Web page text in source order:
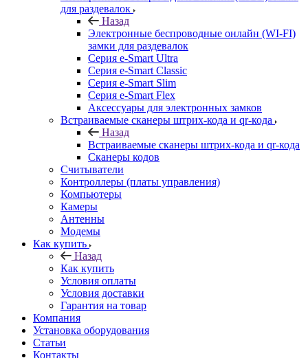
для раздевалок
Назад
Электронные беспроводные онлайн (WI-FI)
замки для раздевалок
Серия e-Smart Ultra
Серия e-Smart Classic
Серия e-Smart Slim
Серия e-Smart Flex
Аксессуары для электронных замков
Встраиваемые сканеры штрих-кода и qr-кода
Назад
Встраиваемые сканеры штрих-кода и qr-кода
Сканеры кодов
Считыватели
Контроллеры (платы управления)
Компьютеры
Камеры
Антенны
Модемы
Как купить
Назад
Как купить
Условия оплаты
Условия доставки
Гарантия на товар
Компания
Установка оборудования
Статьи
Контакты